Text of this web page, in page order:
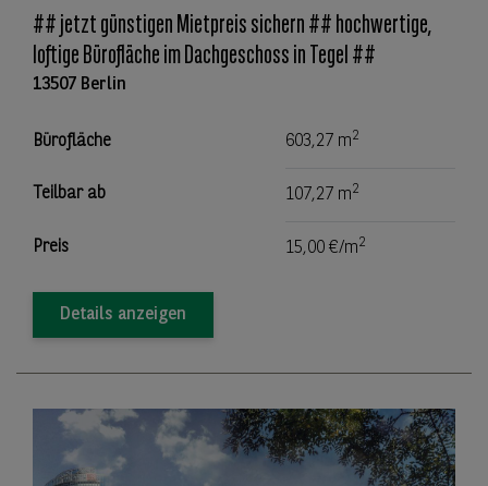
## jetzt günstigen Mietpreis sichern ## hochwertige,
loftige Bürofläche im Dachgeschoss in Tegel ##
13507 Berlin
Bürofläche 603,27 m2
Teilbar ab 107,27 m2
Preis 15,00 €/m2
Details anzeigen